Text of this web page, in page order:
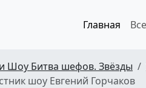
Главная
Шоу Битва шефов. Звёзды
шоу Евгений Горчаков